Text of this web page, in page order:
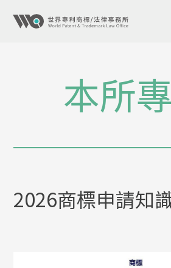
本所
2026商標申請知